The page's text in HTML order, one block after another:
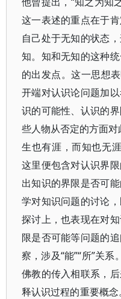
这一表述的重点在于
自己处于无知的状态
知。知和无知的这种
的出发点。这一思想
开端对认识论问题加
识的可能性、认识的
些人物从否定的方面
生也有涯，而知也无
这里便包含对认识界
出知识的界限是否可
学对知识问题的讨论
探讨上，也表现在对
限是否可能等问题的
察，涉及“能”“所”关系
佛教的传入相联系，
释认识过程的重要概念